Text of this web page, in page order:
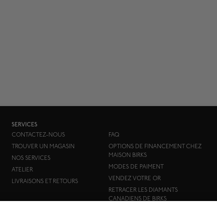
SERVICES
CONTACTEZ-NOUS
TROUVER UN MAGASIN
NOS SERVICES
ATELIER
LIVRAISONS ET RETOURS
FAQ
OPTIONS DE FINANCEMENT CHEZ
MAISON BIRKS
MODES DE PAIMENT
VENDEZ VOTRE OR
RETRACER LES DIAMANTS
CANADIENS DE BIRKS